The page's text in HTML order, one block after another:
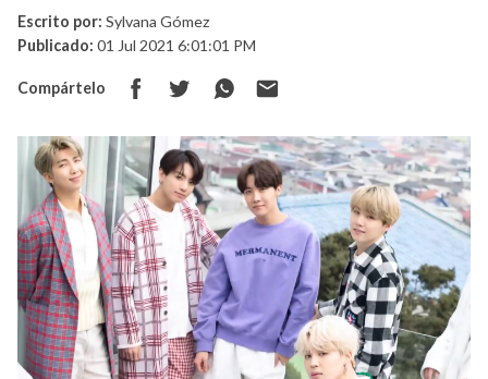
Escrito por: Sylvana Gómez
Publicado: 01 Jul 2021 6:01:01 PM
Compártelo